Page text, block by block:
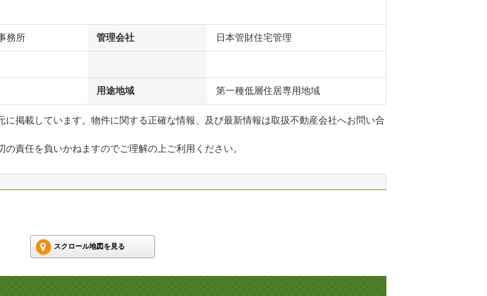
務所 管理会社 日本管財住宅管理
用途地域 第一種低層住居専用地域
に掲載しています。物件に関する正確な情報、及び最新情報は取扱不動産会社へお問い合
責任を負いかねますのでご理解の上ご利用ください。
スクロール地図を見る